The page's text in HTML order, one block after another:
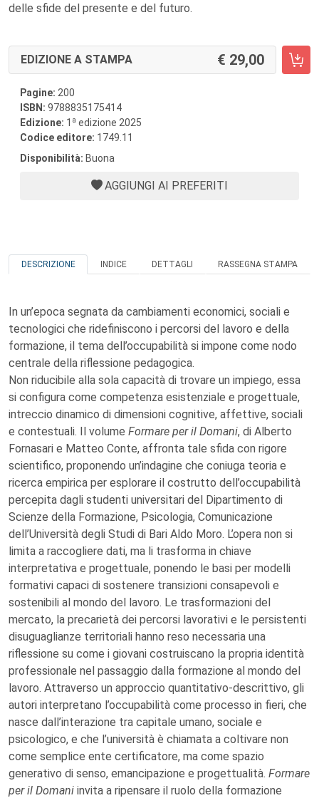
delle sfide del presente e del futuro.
EDIZIONE A STAMPA 29,00
Pagine: 200
ISBN: 9788835175414
Edizione: 1 a edizione 2025
Codice editore: 1749.11
Disponibilità: Buona
AGGIUNGI AI PREFERITI
DESCRIZIONE INDICE DETTAGLI RASSEGNA STAMPA
In un’epoca segnata da cambiamenti economici, sociali e
tecnologici che ridefiniscono i percorsi del lavoro e della
formazione, il tema dell’occupabilità si impone come nodo
centrale della riflessione pedagogica.
Non riducibile alla sola capacità di trovare un impiego, essa
si configura come competenza esistenziale e progettuale,
intreccio dinamico di dimensioni cognitive, affettive, sociali
e contestuali. Il volume Formare per il Domani, di Alberto
Fornasari e Matteo Conte, affronta tale sfida con rigore
scientifico, proponendo un’indagine che coniuga teoria e
ricerca empirica per esplorare il costrutto dell’occupabilità
percepita dagli studenti universitari del Dipartimento di
Scienze della Formazione, Psicologia, Comunicazione
dell’Università degli Studi di Bari Aldo Moro. L’opera non si
limita a raccogliere dati, ma li trasforma in chiave
interpretativa e progettuale, ponendo le basi per modelli
formativi capaci di sostenere transizioni consapevoli e
sostenibili al mondo del lavoro. Le trasformazioni del
mercato, la precarietà dei percorsi lavorativi e le persistenti
disuguaglianze territoriali hanno reso necessaria una
riflessione su come i giovani costruiscano la propria identità
professionale nel passaggio dalla formazione al mondo del
lavoro. Attraverso un approccio quantitativo-descrittivo, gli
autori interpretano l’occupabilità come processo in fieri, che
nasce dall’interazione tra capitale umano, sociale e
psicologico, e che l’università è chiamata a coltivare non
come semplice ente certificatore, ma come spazio
generativo di senso, emancipazione e progettualità. Formare
per il Domani invita a ripensare il ruolo della formazione